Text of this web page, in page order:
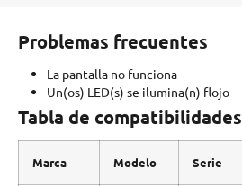
Problemas frecuentes
La pantalla no funciona
Un(os) LED(s) se ilumina(n) flojo
Tabla de compatibilidades
Marca Modelo Serie